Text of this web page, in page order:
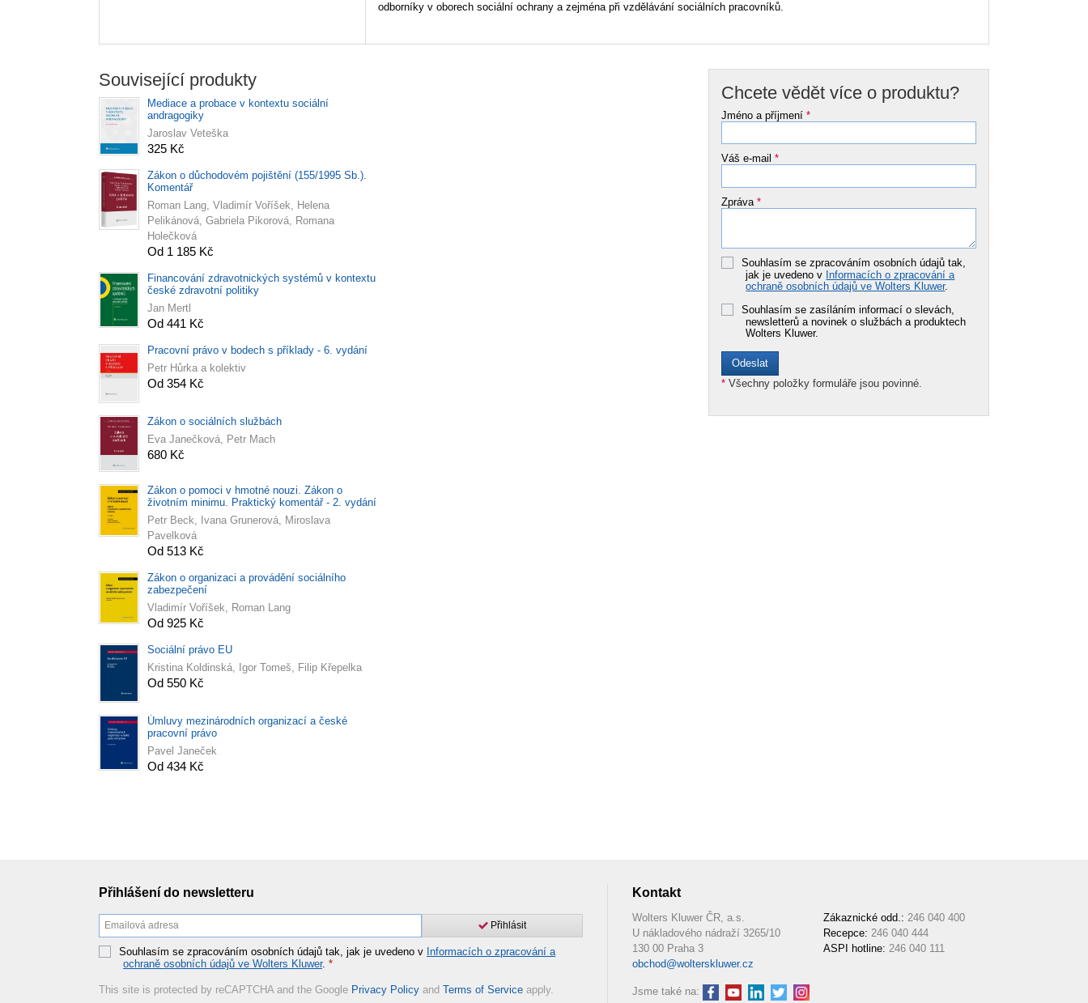
odborníky v oborech sociální ochrany a zejména při vzdělávání sociálních pracovníků.
Související produkty
Mediace a probace v kontextu sociální
andragogiky
Jaroslav Veteška
325 Kč
Zákon o důchodovém pojištění (155/1995 Sb.).
Komentář
Roman Lang, Vladimír Voříšek, Helena
Pelikánová, Gabriela Pikorová, Romana
Holečková
Od 1 185 Kč
Financování zdravotnických systémů v kontextu
české zdravotní politiky
Jan Mertl
Od 441 Kč
Pracovní právo v bodech s příklady - 6. vydání
Petr Hůrka a kolektiv
Od 354 Kč
Zákon o sociálních službách
Eva Janečková, Petr Mach
680 Kč
Zákon o pomoci v hmotné nouzi. Zákon o
životním minimu. Praktický komentář - 2. vydání
Petr Beck, Ivana Grunerová, Miroslava
Pavelková
Od 513 Kč
Zákon o organizaci a provádění sociálního
zabezpečení
Vladimír Voříšek, Roman Lang
Od 925 Kč
Sociální právo EU
Kristina Koldinská, Igor Tomeš, Filip Křepelka
Od 550 Kč
Úmluvy mezinárodních organizací a české
pracovní právo
Pavel Janeček
Od 434 Kč
Chcete vědět více o produktu?
Jméno a příjmení*
Váš e-mail*
Zpráva*
Souhlasím se zpracováním osobních údajů tak,
jak je uvedeno v Informacích o zpracování a
ochraně osobních údajů ve Wolters Kluwer.
Souhlasím se zasíláním informací o slevách,
newsletterů a novinek o službách a produktech
Wolters Kluwer.
* Všechny položky formuláře jsou povinné.
Přihlášení do newsletteru
Přihlásit
Souhlasím se zpracováním osobních údajů tak, jak je uvedeno v Informacích o zpracování a
ochraně osobních údajů ve Wolters Kluwer. *
This site is protected by reCAPTCHA and the Google Privacy Policy and Terms of Service apply.
Kontakt
Wolters Kluwer ČR, a.s.
U nákladového nádraží 3265/10
130 00 Praha 3
obchod@wolterskluwer.cz
Zákaznické odd.: 246 040 400
Recepce: 246 040 444
ASPI hotline: 246 040 111
Jsme také na: